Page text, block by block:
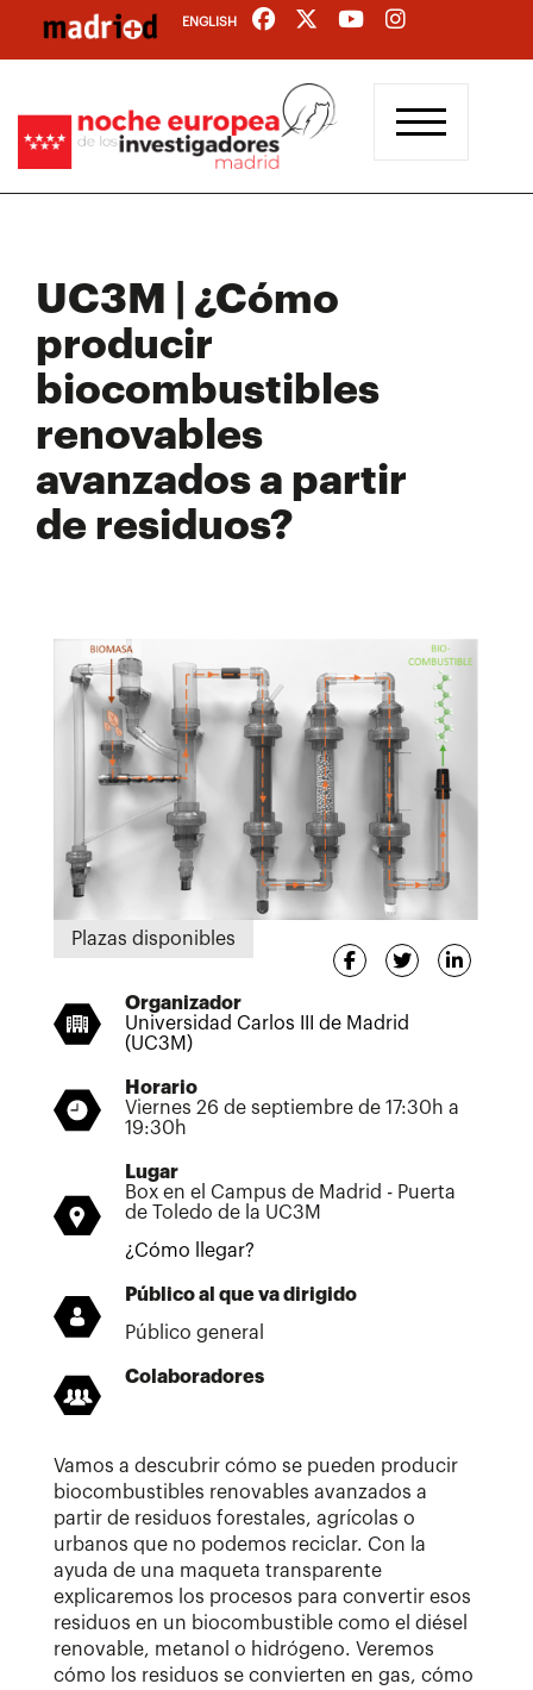
contenido
ENGLISH
UC3M | ¿Cómo
producir
biocombustibles
renovables
avanzados a partir
de residuos?
Plazas disponibles
Organizador
Universidad Carlos III de Madrid
(UC3M)
Horario
Viernes 26 de septiembre de 17:30h a
19:30h
Lugar
Box en el Campus de Madrid - Puerta
de Toledo de la UC3M
¿Cómo llegar?
Público al que va dirigido
Público general
Colaboradores
Vamos a descubrir cómo se pueden producir
biocombustibles renovables avanzados a
partir de residuos forestales, agrícolas o
urbanos que no podemos reciclar. Con la
ayuda de una maqueta transparente
explicaremos los procesos para convertir esos
residuos en un biocombustible como el diésel
renovable, metanol o hidrógeno. Veremos
cómo los residuos se convierten en gas, cómo